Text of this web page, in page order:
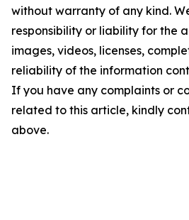
without warranty of any kind.
responsibility or liability for the
images, videos, licenses,
reliability of the information
If you have any complaints or
related to this article, kindly
above.